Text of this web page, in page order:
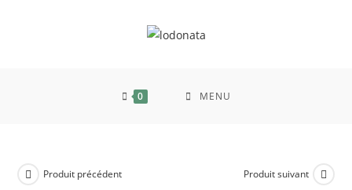
0 MENU
Produit précédent Produit suivant